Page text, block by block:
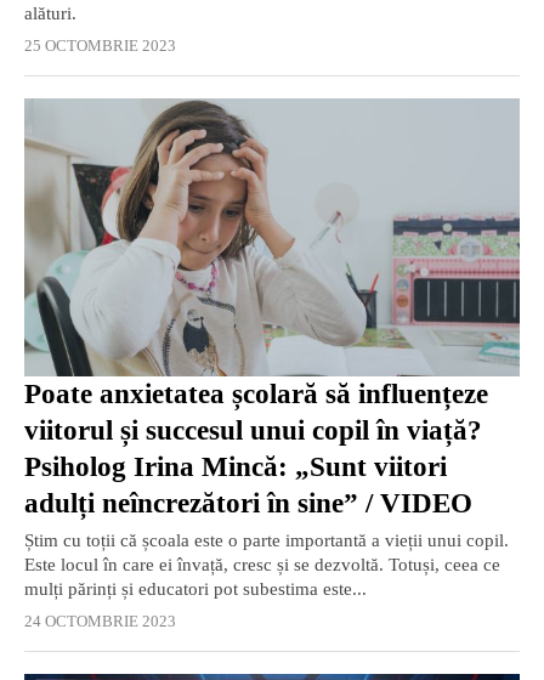
alături.
25 OCTOMBRIE 2023
Poate anxietatea școlară să influențeze
viitorul și succesul unui copil în viață?
Psiholog Irina Mincă: „Sunt viitori
adulți neîncrezători în sine” / VIDEO
Știm cu toții că școala este o parte importantă a vieții unui copil.
Este locul în care ei învață, cresc și se dezvoltă. Totuși, ceea ce
mulți părinți și educatori pot subestima este...
24 OCTOMBRIE 2023